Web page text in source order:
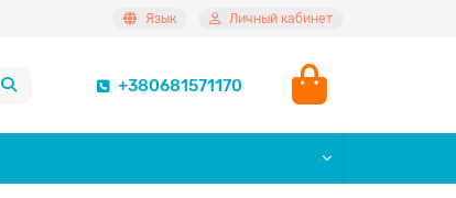
Язык Личный кабинет
+380681571170